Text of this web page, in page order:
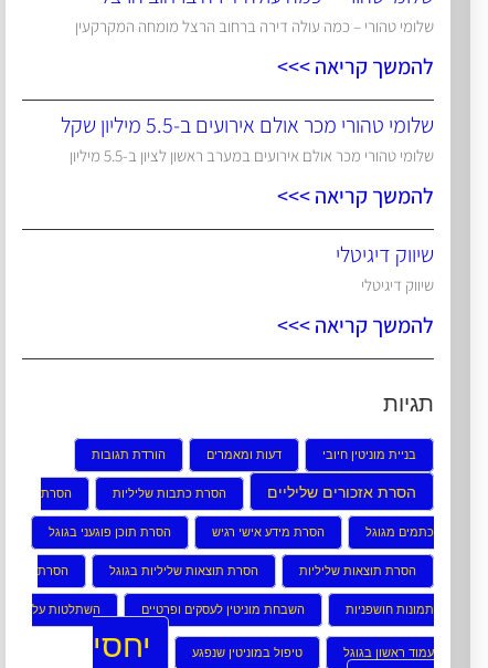
שלומי טהורי – כמה עולה דירה ברחוב הרצל מומחה המקרקעין
להמשך קריאה >>>
שלומי טהורי מכר אולם אירועים ב-5.5 מיליון שקל
שלומי טהורי מכר אולם אירועים במערב ראשון לציון ב-5.5 מיליון
להמשך קריאה >>>
שיווק דיגיטלי
שיווק דיגיטלי
להמשך קריאה >>>
תגיות
בניית מוניטין חיובי דעות ומאמרים הורדת תגובות
הסרת אזכורים שליליים הסרת כתבות שליליות הסרת
כתמים מגוגל הסרת מידע אישי רגיש הסרת תוכן פוגעני בגוגל
הסרת תוצאות שליליות הסרת תוצאות שליליות בגוגל הסרת
תמונות חושפניות השבחת מוניטין לעסקים ופרטיים השתלטות על
עמוד ראשון בגוגל טיפול במוניטין שנפגע
יחסי